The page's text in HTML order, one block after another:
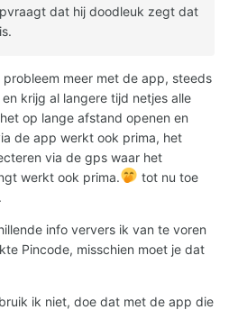
dat hij doodleuk zegt dat
meer met de app, steeds
krijg al langere tijd netjes alle
op lange afstand openen en
de app werkt ook prima, het
via de gps waar het
werkt ook prima.
tot nu toe
info ververs ik van te voren
Pincode, misschien moet je dat
ik niet, doe dat met de app die